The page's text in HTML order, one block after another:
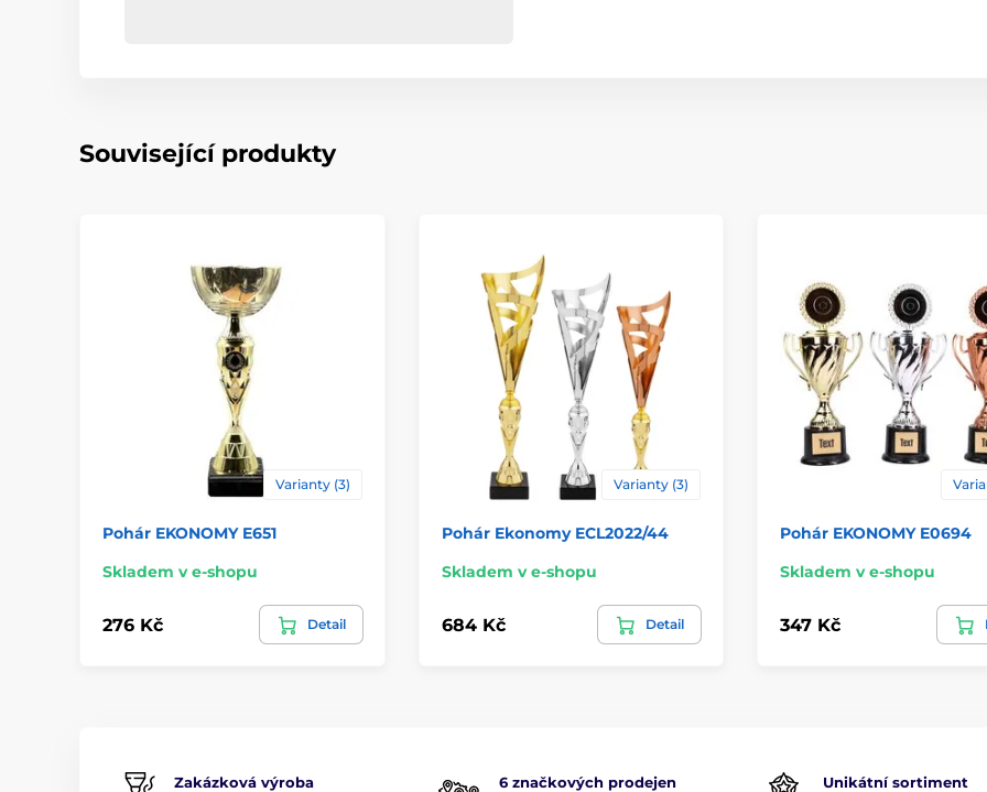
Související produkty
Varianty (3)
Pohár EKONOMY E651
Skladem v e-shopu
276 Kč Detail
Varianty (3)
Pohár Ekonomy ECL2022/44
Skladem v e-shopu
684 Kč Detail
Pohár EKONOMY E0694
Skladem v e-shopu
347 Kč
Zakázková výroba
6 značkových prodejen
Unikátní sortiment